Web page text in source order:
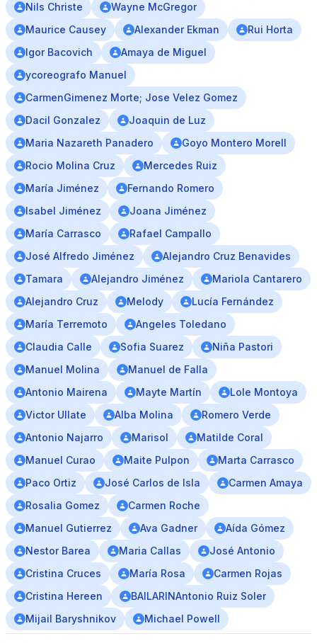
Nils Christe
Wayne McGregor
Maurice Causey
Alexander Ekman
Rui Horta
Igor Bacovich
Amaya de Miguel
ycoreografo Manuel
CarmenGimenez Morte; Jose Velez Gomez
Dacil Gonzalez
Joaquin de Luz
Maria Nazareth Panadero
Goyo Montero Morell
Rocio Molina Cruz
Mercedes Ruiz
María Jiménez
Fernando Romero
Isabel Jiménez
Joana Jiménez
María Carrasco
Rafael Campallo
José Alfredo Jiménez
Alejandro Cruz Benavides
Tamara
Alejandro Jiménez
Mariola Cantarero
Alejandro Cruz
Melody
Lucía Fernández
María Terremoto
Angeles Toledano
Claudia Calle
Sofia Suarez
Niña Pastori
Manuel Molina
Manuel de Falla
Antonio Mairena
Mayte Martín
Lole Montoya
Victor Ullate
Alba Molina
Romero Verde
Antonio Najarro
Marisol
Matilde Coral
Manuel Curao
Maite Pulpon
Marta Carrasco
Paco Ortiz
José Carlos de Isla
Carmen Amaya
Rosalia Gomez
Carmen Roche
Manuel Gutierrez
Ava Gadner
Aída Gómez
Nestor Barea
Maria Callas
José Antonio
Cristina Cruces
María Rosa
Carmen Rojas
Cristina Hereen
BAILARINAntonio Ruiz Soler
Mijail Baryshnikov
Michael Powell